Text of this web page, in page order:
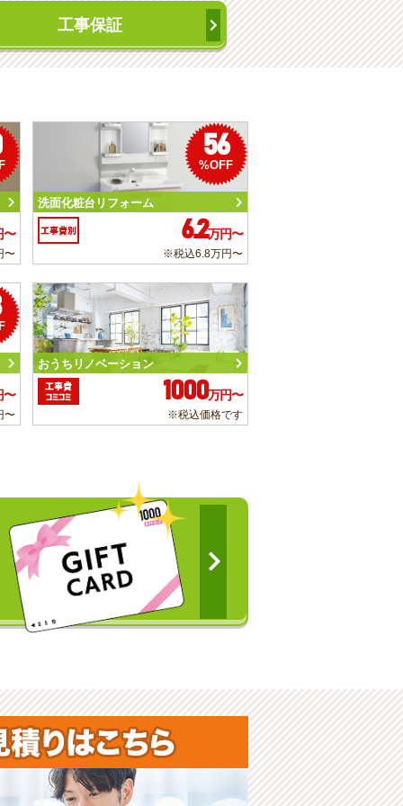
工事保証
〜
〜
56
%OFF
洗面化粧台リフォーム
工事費別 6.2万円〜
※税込6.8万円〜
〜
〜
おうちリノベーション
工事費
コミコミ
1000万円〜
※税込価格です